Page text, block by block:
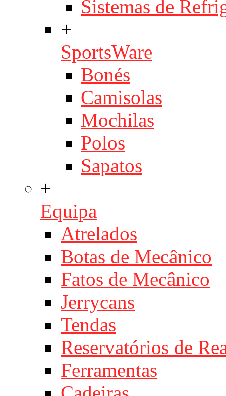
Sistemas de
+
SportsWare
Bonés
Camisolas
Mochilas
Polos
Sapatos
+
Equipa
Atrelados
Botas de Mecânico
Fatos de Mecânico
Jerrycans
Tendas
Reservatórios de
Ferramentas